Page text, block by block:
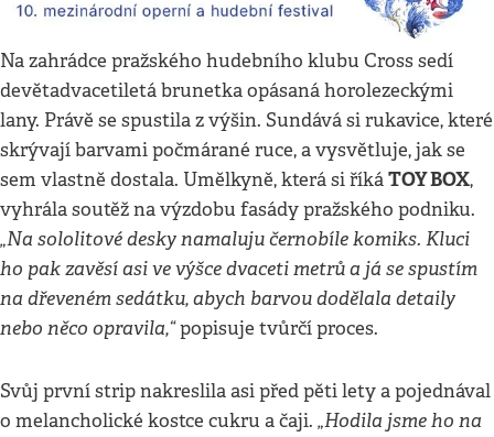
Na zahrádce pražského hudebního klubu Cross sedí
devětadvacetiletá brunetka opásaná horolezeckými
lany. Právě se spustila z výšin. Sundává si rukavice, které
skrývají barvami počmárané ruce, a vysvětluje, jak se
sem vlastně dostala. Umělkyně, která si říkáTOY BOX,
vyhrála soutěž na výzdobu fasády pražského podniku.
„Na sololitové desky namaluju černobíle komiks. Kluci
ho pak zavěsí asi ve výšce dvaceti metrů a já se spustím
na dřeveném sedátku, abych barvou dodělala detaily
nebo něco opravila,“popisuje tvůrčí proces.
Svůj první strip nakreslila asi před pěti lety a pojednával
o melancholické kostce cukru a čaji. „Hodila jsme ho na